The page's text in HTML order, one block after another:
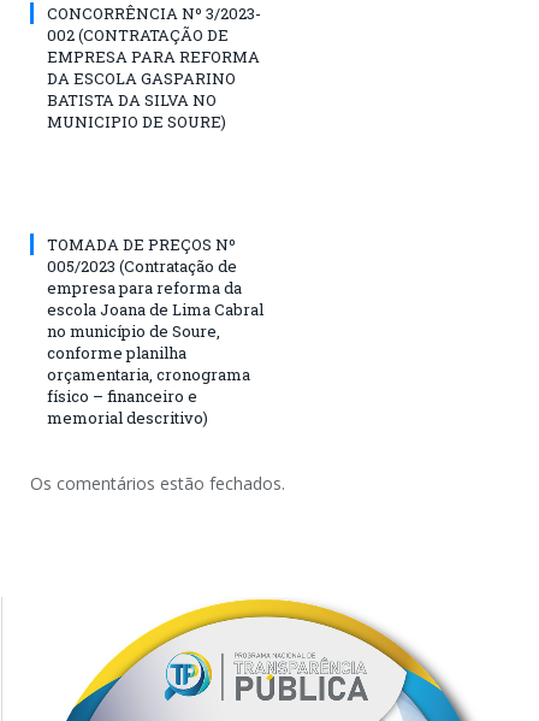
CONCORRÊNCIA Nº 3/2023-
002 (CONTRATAÇÃO DE
EMPRESA PARA REFORMA
DA ESCOLA GASPARINO
BATISTA DA SILVA NO
MUNICIPIO DE SOURE)
TOMADA DE PREÇOS Nº
005/2023 (Contratação de
empresa para reforma da
escola Joana de Lima Cabral
no município de Soure,
conforme planilha
orçamentaria, cronograma
físico – financeiro e
memorial descritivo)
Os comentários estão fechados.